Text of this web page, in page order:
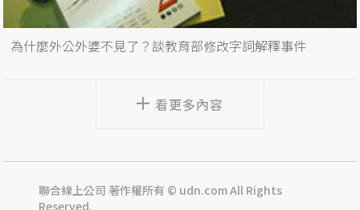
為什麼外公外婆不見了？談教育部修改字詞解釋事件
看更多內容
聯合線上公司 著作權所有 © udn.com All Rights
Reserved.